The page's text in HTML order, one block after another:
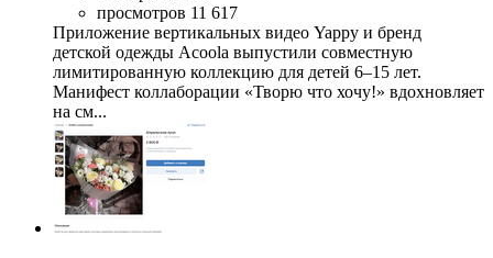
просмотров 11 617
Приложение вертикальных видео Yappy и бренд
детской одежды Acoola выпустили совместную
лимитированную коллекцию для детей 6–15 лет.
Манифест коллаборации «Творю что хочу!» вдохновляет
на см...